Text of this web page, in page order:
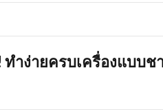
าง่ายครบเครื่องแบบช